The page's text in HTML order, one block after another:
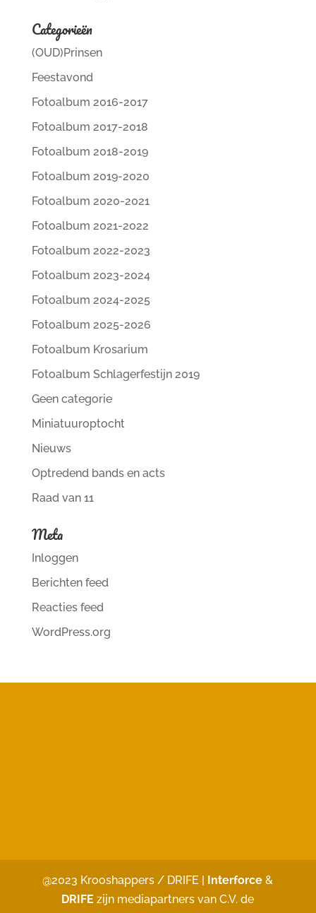
Categorieën
(OUD)Prinsen
Feestavond
Fotoalbum 2016-2017
Fotoalbum 2017-2018
Fotoalbum 2018-2019
Fotoalbum 2019-2020
Fotoalbum 2020-2021
Fotoalbum 2021-2022
Fotoalbum 2022-2023
Fotoalbum 2023-2024
Fotoalbum 2024-2025
Fotoalbum 2025-2026
Fotoalbum Krosarium
Fotoalbum Schlagerfestijn 2019
Geen categorie
Miniatuuroptocht
Nieuws
Optredend bands en acts
Raad van 11
Meta
Inloggen
Berichten feed
Reacties feed
WordPress.org
@2023 Krooshappers / DRIFE | Interforce&
DRIFE zijn mediapartners van C.V. de